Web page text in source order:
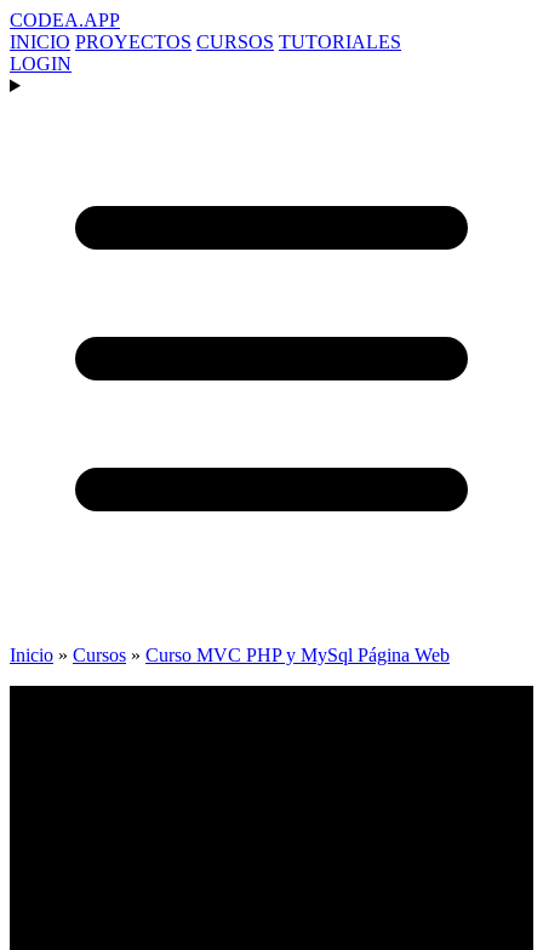
CODEA.APP
INICIO PROYECTOS CURSOS TUTORIALES
LOGIN
Inicio » Cursos » Curso MVC PHP y MySql Página Web